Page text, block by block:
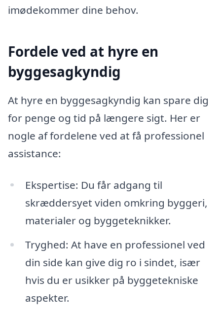
imødekommer dine behov.
Fordele ved at hyre en
byggesagkyndig
At hyre en byggesagkyndig kan spare dig
for penge og tid på længere sigt. Her er
nogle af fordelene ved at få professionel
assistance:
Ekspertise: Du får adgang til
skræddersyet viden omkring byggeri,
materialer og byggeteknikker.
Tryghed: At have en professionel ved
din side kan give dig ro i sindet, især
hvis du er usikker på byggetekniske
aspekter.